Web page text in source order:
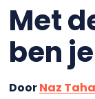
Met
ben
DoorNaz Taha